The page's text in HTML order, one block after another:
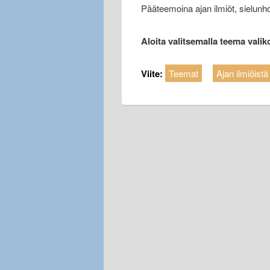
Pääteemoina ajan ilmiöt,
Aloita valitsemalla teema
Viite: Teemat Ajan ilmiöistä